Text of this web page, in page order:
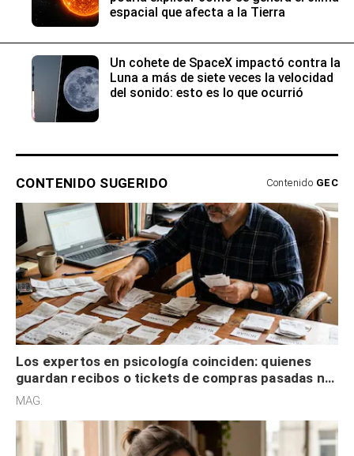
espacial que afecta a la Tierra
Un cohete de SpaceX impactó contra la
Luna a más de siete veces la velocidad
del sonido: esto es lo que ocurrió
CONTENIDO SUGERIDO Contenido GEC
Los expertos en psicología coinciden: quienes
guardan recibos o tickets de compras pasadas no
son acumuladores, sino que tienen necesidad de
MAG.